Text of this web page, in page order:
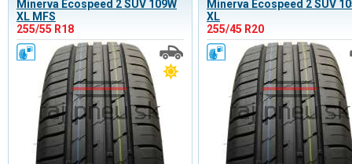
Minerva Ecospeed 2 SUV 109W
XL MFS
255/55 R18
Minerva Ecospeed 2 SUV
XL
255/45 R20